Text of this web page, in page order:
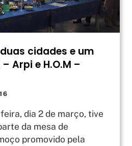
cidades e um
Arpi e H.O.M –
dia 2 de março, tive
da mesa de
promovido pela